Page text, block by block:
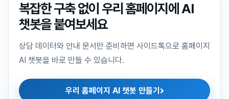
복잡한 구축 없이 우리 홈페이지에 AI
챗봇을 붙여보세요
상담 데이터와 안내 문서만 준비하면 사이드톡으로 홈페이지
AI 챗봇을 바로 만들 수 있습니다.
우리 홈페이지 AI 챗봇 만들기